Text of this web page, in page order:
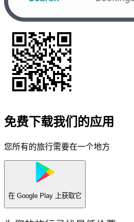
免费下载我们的应用
您所有的旅行需要在一个地方
在 Google Play 上获取它